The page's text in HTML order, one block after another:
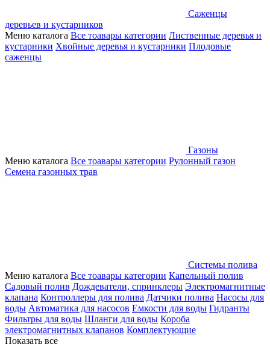
Саженцы
деревьев и кустарников
Меню каталога Все тоавары категории Лиственные деревья и
кустарники Хвойные деревья и кустарники Плодовые
саженцы
Газоны
Меню каталога Все тоавары категории Рулонный газон
Семена газонных трав
Системы полива
Меню каталога Все тоавары категории Капельный полив
Садовый полив Дождеватели, спринклеры Электромагнитные
клапана Контроллеры для полива Датчики полива Насосы для
воды Автоматика для насосов Емкости для воды Гидранты
Фильтры для воды Шланги для воды Короба
электромагнитных клапанов Комплектующие
Показать все